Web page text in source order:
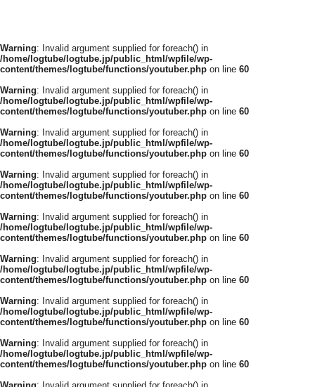
Warning: Invalid argument supplied for foreach() in
/home/logtube/logtube.jp/public_html/wpfile/wp-
content/themes/logtube/functions/youtuber.php on line 60
Warning: Invalid argument supplied for foreach() in
/home/logtube/logtube.jp/public_html/wpfile/wp-
content/themes/logtube/functions/youtuber.php on line 60
Warning: Invalid argument supplied for foreach() in
/home/logtube/logtube.jp/public_html/wpfile/wp-
content/themes/logtube/functions/youtuber.php on line 60
Warning: Invalid argument supplied for foreach() in
/home/logtube/logtube.jp/public_html/wpfile/wp-
content/themes/logtube/functions/youtuber.php on line 60
Warning: Invalid argument supplied for foreach() in
/home/logtube/logtube.jp/public_html/wpfile/wp-
content/themes/logtube/functions/youtuber.php on line 60
Warning: Invalid argument supplied for foreach() in
/home/logtube/logtube.jp/public_html/wpfile/wp-
content/themes/logtube/functions/youtuber.php on line 60
Warning: Invalid argument supplied for foreach() in
/home/logtube/logtube.jp/public_html/wpfile/wp-
content/themes/logtube/functions/youtuber.php on line 60
Warning: Invalid argument supplied for foreach() in
/home/logtube/logtube.jp/public_html/wpfile/wp-
content/themes/logtube/functions/youtuber.php on line 60